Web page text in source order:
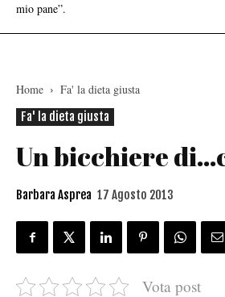
mio pane”.
Home
Fa' la dieta giusta
Fa' la dieta giusta
Un bicchiere
Barbara Asprea 17 Agosto 2013
Vota post